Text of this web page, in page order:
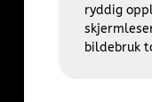
ryddig
bildebruk